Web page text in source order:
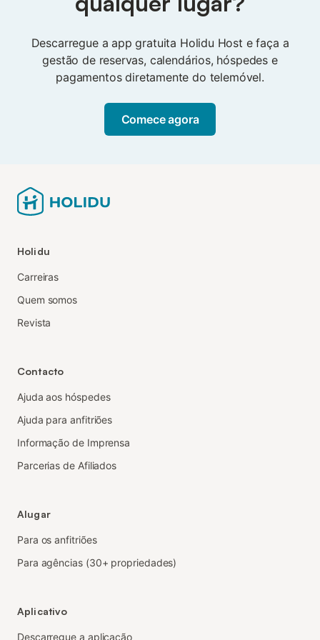
Descarregue a app gratuita Holidu Host e faça a
gestão de reservas, calendários, hóspedes e
pagamentos diretamente do telemóvel.
Comece agora
Holidu
Carreiras
Quem somos
Revista
Contacto
Ajuda aos hóspedes
Ajuda para anfitriões
Informação de Imprensa
Parcerias de Afiliados
Alugar
Para os anfitriões
Para agências (30+ propriedades)
Aplicativo
Descarregue a aplicação